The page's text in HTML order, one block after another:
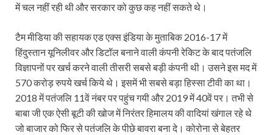
में चल नहीं रही थी और सरकार को कुछ कह नहीं सकते थे।
टैम मीडिया की सहायक एड एक्स इंडिया के मुताबिक 2016-17 में
हिंदुस्तान यूनिलीवर और डिटॉल बनाने वाली कंपनी रेकिट के बाद पतंजलि
विज्ञापनों पर खर्च करने वाली तीसरी सबसे बड़ी कंपनी थी। उसने इस मद में
570 करोड़ रुपये खर्च किये थे। इसमें भी सबसे बड़ा हिस्सा टीवी का था।
2018 में पतंजलि 11वें नंबर पर पहुंच गयी और 2019 में 40वें पर। तभी से
बाबा जी एक ऐसी बूटी की खोज में निरंतर हिमालय की वादियां खंगाल रहे थे
जो बाजार को फिर से पतंजलि के पीछे बावरा बना दे। कोरोना से बेहतर